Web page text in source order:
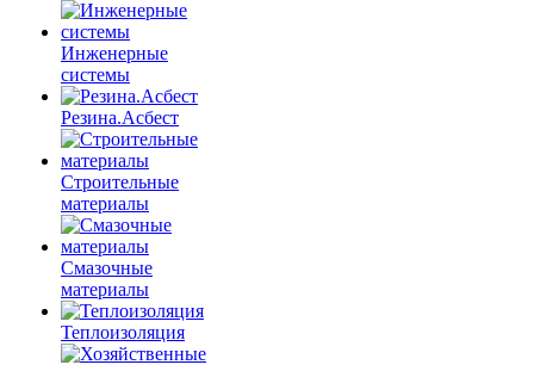
Инженерные
системы
Резина.Асбест
Строительные
материалы
Смазочные
материалы
Теплоизоляция